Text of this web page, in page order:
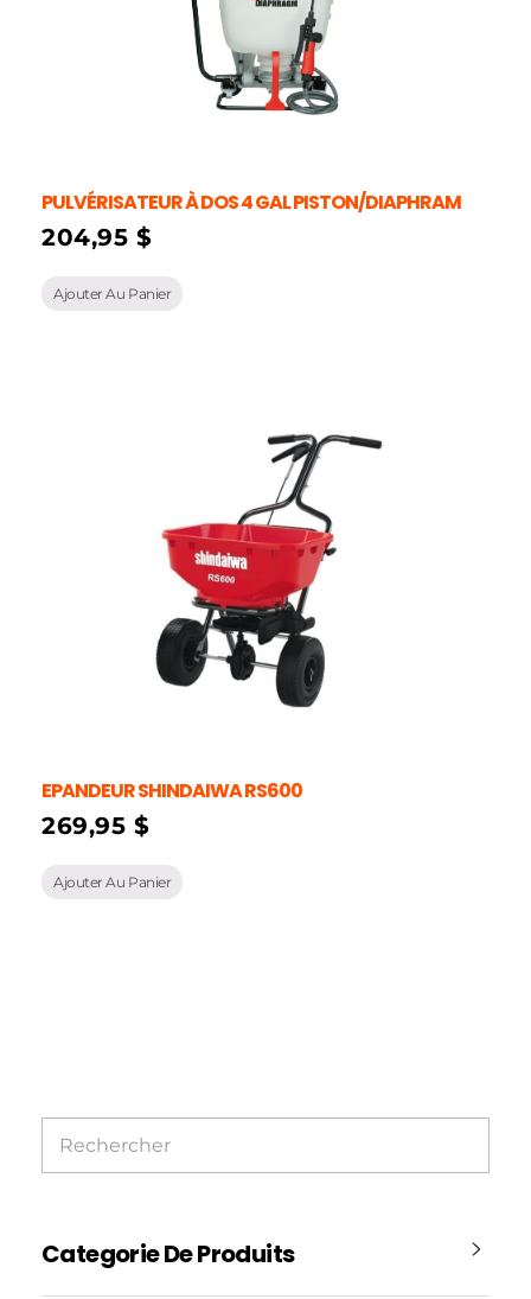
PULVÉRISATEUR À DOS 4 GAL PISTON/DIAPHRAM
204,95$
Ajouter Au Panier
EPANDEUR SHINDAIWA RS600
269,95$
Ajouter Au Panier
Categorie De Produits